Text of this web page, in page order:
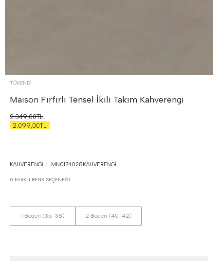
TÜKENDI
Maison Fırfırlı Tensel İkili Takım Kahverengi
2.349,00TL
2.099,00TL
KAHVERENGI MN0174028KAHVERENGI
0 FARKLI RENK SEÇENEĞI
1 Beden (36-38) 2 Beden (40-42)